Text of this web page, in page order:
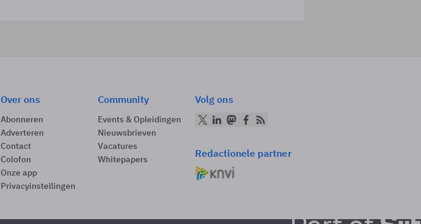
Over ons
Abonneren
Adverteren
Contact
Colofon
Onze app
Privacyinstellingen
Community
Events & Opleidingen
Nieuwsbrieven
Vacatures
Whitepapers
Volg ons
Redactionele partner